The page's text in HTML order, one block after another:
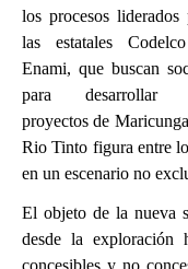
los procesos liderados
las estatales
Enami, que buscan
para desarrollar
proyectos de
Rio Tinto figura entre
en un escenario no
El objeto de la nueva
desde la exploración
concesibles y no